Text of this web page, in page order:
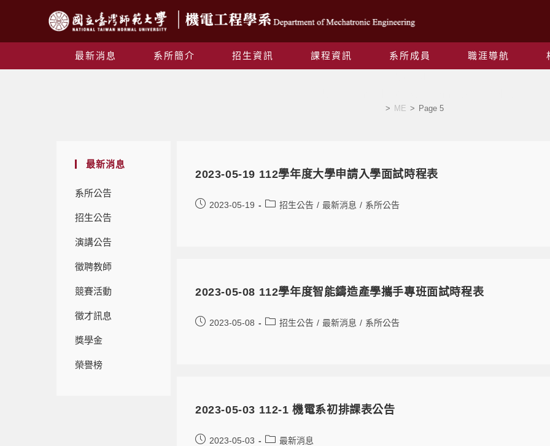
最新消息 系所簡介 招生資訊 課程資訊 系所成員 職涯導航
> ME > Page 5
最新消息
系所公告
招生公告
演講公告
徵聘教師
競賽活動
徵才訊息
獎學金
榮譽榜
2023-05-19 112學年度大學申請入學面試時程表
2023-05-19 招生公告 / 最新消息 / 系所公告
2023-05-08 112學年度智能鑄造產學攜手專班面試時程表
2023-05-08 招生公告 / 最新消息 / 系所公告
2023-05-03 112-1 機電系初排課表公告
2023-05-03 最新消息